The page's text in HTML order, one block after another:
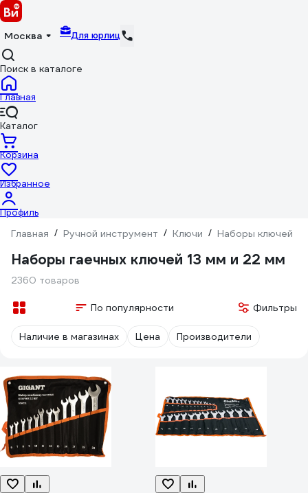
Москва Для юрлиц
Поиск в каталоге
Главная
Каталог
Корзина
Избранное
Профиль
Главная / Ручной инструмент / Ключи / Наборы ключей
Наборы гаечных ключей 13 мм и 22 мм
2360 товаров
По популярности Фильтры
Наличие в магазинах Цена Производители